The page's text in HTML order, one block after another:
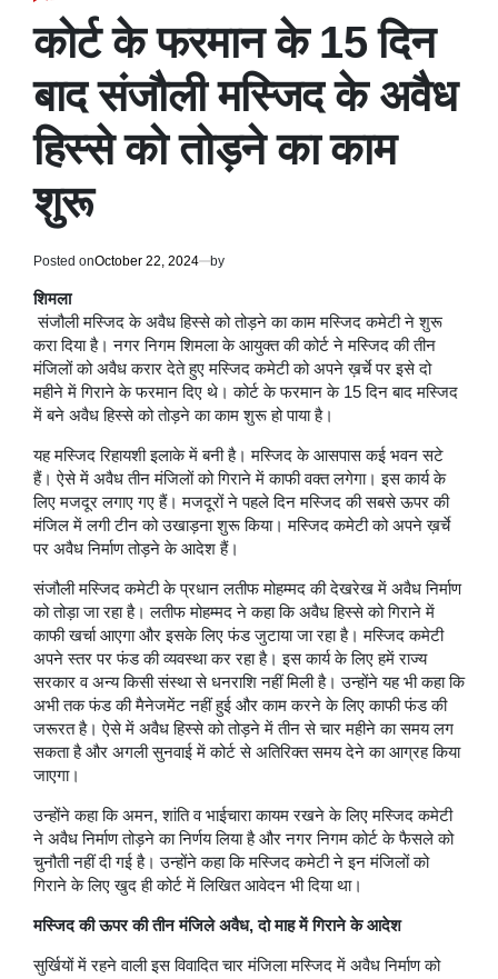
कोर्ट के फरमान के 15 दिन
बाद संजौली मस्जिद के अवैध
हिस्से को तोड़ने का काम
शुरू
Posted onOctober 22, 2024 by
शिमला
संजौली मस्जिद के अवैध हिस्से को तोड़ने का काम मस्जिद कमेटी ने शुरू
करा दिया है। नगर निगम शिमला के आयुक्त की कोर्ट ने मस्जिद की तीन
मंजिलों को अवैध करार देते हुए मस्जिद कमेटी को अपने ख़र्चे पर इसे दो
महीने में गिराने के फरमान दिए थे। कोर्ट के फरमान के 15 दिन बाद मस्जिद
में बने अवैध हिस्से को तोड़ने का काम शुरू हो पाया है।
यह मस्जिद रिहायशी इलाके में बनी है। मस्जिद के आसपास कई भवन सटे
हैं। ऐसे में अवैध तीन मंजिलों को गिराने में काफी वक्त लगेगा। इस कार्य के
लिए मजदूर लगाए गए हैं। मजदूरों ने पहले दिन मस्जिद की सबसे ऊपर की
मंजिल में लगी टीन को उखाड़ना शुरू किया। मस्जिद कमेटी को अपने ख़र्चे
पर अवैध निर्माण तोड़ने के आदेश हैं।
संजौली मस्जिद कमेटी के प्रधान लतीफ मोहम्मद की देखरेख में अवैध निर्माण
को तोड़ा जा रहा है। लतीफ मोहम्मद ने कहा कि अवैध हिस्से को गिराने में
काफी खर्चा आएगा और इसके लिए फंड जुटाया जा रहा है। मस्जिद कमेटी
अपने स्तर पर फंड की व्यवस्था कर रहा है। इस कार्य के लिए हमें राज्य
सरकार व अन्य किसी संस्था से धनराशि नहीं मिली है। उन्होंने यह भी कहा कि
अभी तक फंड की मैनेजमेंट नहीं हुई और काम करने के लिए काफी फंड की
जरूरत है। ऐसे में अवैध हिस्से को तोड़ने में तीन से चार महीने का समय लग
सकता है और अगली सुनवाई में कोर्ट से अतिरिक्त समय देने का आग्रह किया
जाएगा।
उन्होंने कहा कि अमन, शांति व भाईचारा कायम रखने के लिए मस्जिद कमेटी
ने अवैध निर्माण तोड़ने का निर्णय लिया है और नगर निगम कोर्ट के फैसले को
चुनौती नहीं दी गई है। उन्होंने कहा कि मस्जिद कमेटी ने इन मंजिलों को
गिराने के लिए खुद ही कोर्ट में लिखित आवेदन भी दिया था।
मस्जिद की ऊपर की तीन मंजिले अवैध, दो माह में गिराने के आदेश
सुर्खियों में रहने वाली इस विवादित चार मंजिला मस्जिद में अवैध निर्माण को